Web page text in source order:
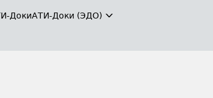
ДокиАТИ-Доки (ЭДО)